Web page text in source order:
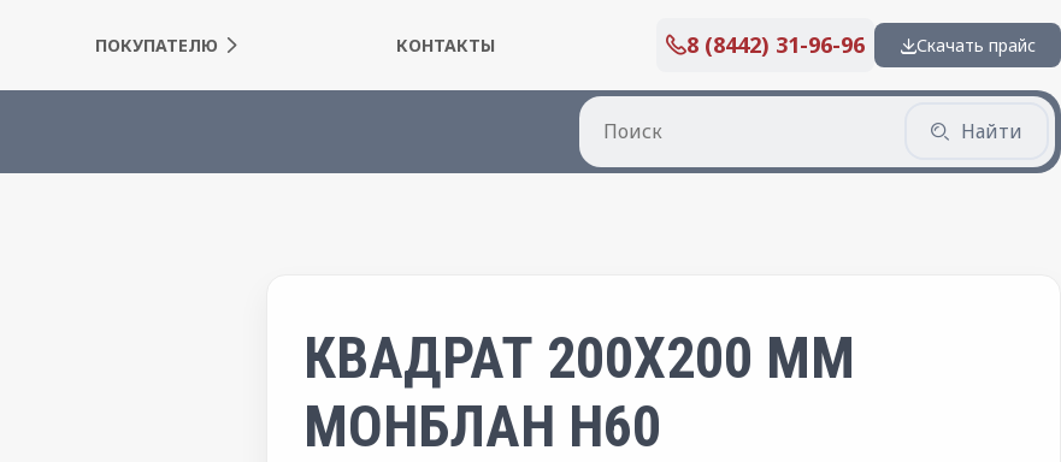
ПОКУПАТЕЛЮ КОНТАКТЫ 8 (8442) 31-96-96 Скачать прайс
Найти
КВАДРАТ 200X200 ММ
МОНБЛАН H60